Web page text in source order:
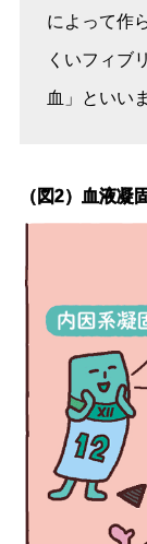
によって作
くいフィブ
血」といい
（図2）血液凝